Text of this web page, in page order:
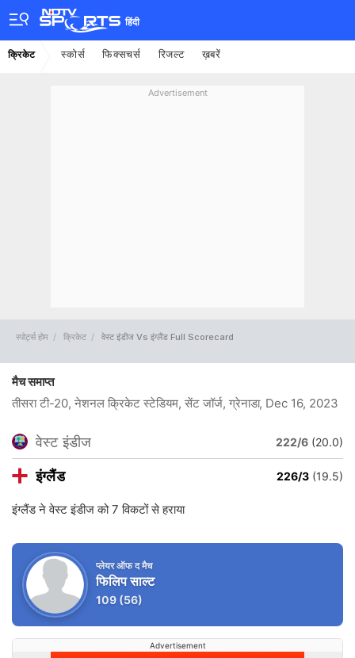
हिंदी
क्रिकेट स्कोर्स फिक्सचर्स रिजल्ट ख़बरें
Advertisement
स्पोर्ट्स होम क्रिकेट वेस्ट इंडीज Vs इंग्लैंड Full Scorecard
मैच समाप्त
तीसरा टी-20, नेशनल क्रिकेट स्टेडियम, सेंट जॉर्ज, ग्रेनाडा, Dec 16, 2023
वेस्ट इंडीज 222/6 (20.0)
इंग्लैंड 226/3 (19.5)
इंग्लैंड ने वेस्ट इंडीज को 7 विकटों से हराया
प्लेयर ऑफ द मैच
फिलिप साल्ट
109 (56)
Advertisement